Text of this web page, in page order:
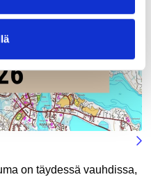
on täydessä vauhdissa,